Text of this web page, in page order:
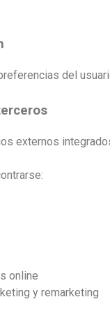
del
externos
online
y remarketing